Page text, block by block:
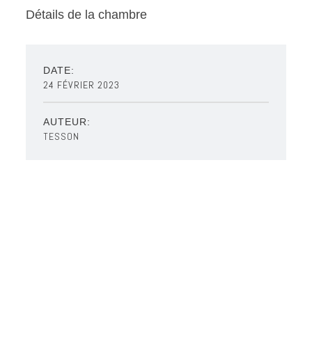
Détails de la chambre
DATE:
24 FÉVRIER 2023
AUTEUR:
TESSON